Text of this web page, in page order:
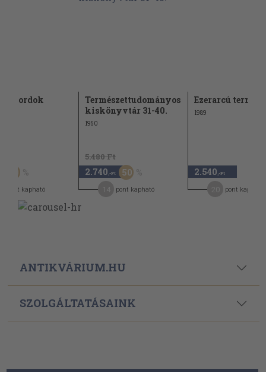
50
pont kapható
Természettudományos
kiskönyvtár 31-40.
1950
5.480 Ft
2.740 ,-Ft 50
pont kapható
Ezerarcú
1989
2.540 ,-Ft
pont kapható
ANTIKVÁRIUM.HU
SZOLGÁLTATÁSAINK